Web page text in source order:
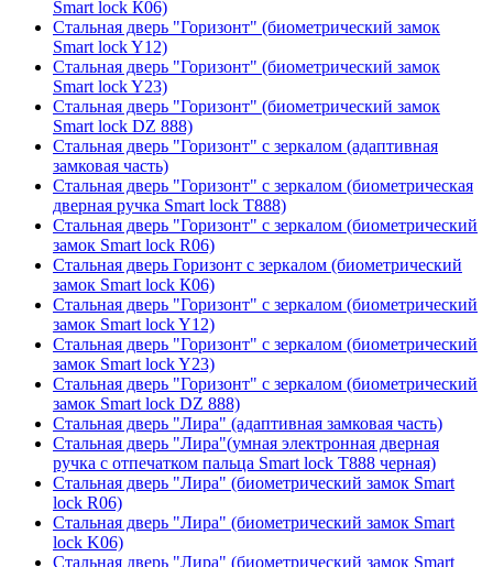
Smart lock К06)
Стальная дверь "Горизонт" (биометрический замок
Smart lock Y12)
Стальная дверь "Горизонт" (биометрический замок
Smart lock Y23)
Стальная дверь "Горизонт" (биометрический замок
Smart lock DZ 888)
Стальная дверь "Горизонт" с зеркалом (адаптивная
замковая часть)
Стальная дверь "Горизонт" с зеркалом (биометрическая
дверная ручка Smart lock T888)
Стальная дверь "Горизонт" с зеркалом (биометрический
замок Smart lock R06)
Стальная дверь Горизонт с зеркалом (биометрический
замок Smart lock К06)
Стальная дверь "Горизонт" с зеркалом (биометрический
замок Smart lock Y12)
Стальная дверь "Горизонт" с зеркалом (биометрический
замок Smart lock Y23)
Стальная дверь "Горизонт" с зеркалом (биометрический
замок Smart lock DZ 888)
Стальная дверь "Лира" (адаптивная замковая часть)
Стальная дверь "Лира"(умная электронная дверная
ручка с отпечатком пальца Smart lock T888 черная)
Стальная дверь "Лира" (биометрический замок Smart
lock R06)
Стальная дверь "Лира" (биометрический замок Smart
lock K06)
Стальная дверь "Лира" (биометрический замок Smart